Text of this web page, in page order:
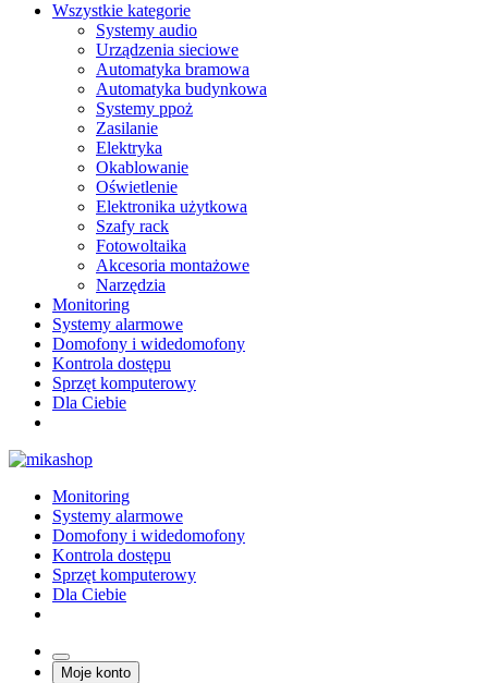
Wszystkie kategorie
Systemy audio
Urządzenia sieciowe
Automatyka bramowa
Automatyka budynkowa
Systemy ppoż
Zasilanie
Elektryka
Okablowanie
Oświetlenie
Elektronika użytkowa
Szafy rack
Fotowoltaika
Akcesoria montażowe
Narzędzia
Monitoring
Systemy alarmowe
Domofony i widedomofony
Kontrola dostępu
Sprzęt komputerowy
Dla Ciebie
Monitoring
Systemy alarmowe
Domofony i widedomofony
Kontrola dostępu
Sprzęt komputerowy
Dla Ciebie
Moje konto